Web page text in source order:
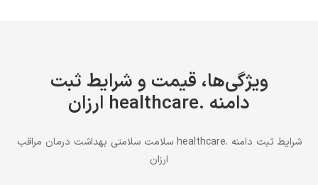
ویژگی‌ها، قیمت و شرایط ثبت
دامنه .healthcare ارزان
شرایط ثبت دامنه .healthcare سلامت سلامتی بهداشت درمان مراقب
ارزان